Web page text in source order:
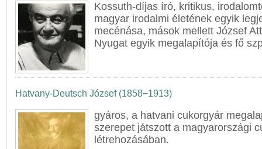
Kossuth-díjas író, kritikus,
magyar irodalmi életének egyik
mecénása, mások mellett József
Nyugat egyik megalapítója és fő
Hatvany-Deutsch József (1858−1913)
gyáros, a hatvani cukorgyár
szerepet játszott a magyarországi
létrehozásában.